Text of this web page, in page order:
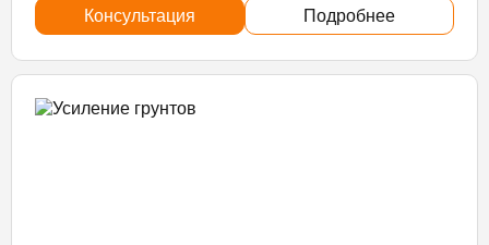
Консультация Подробнее